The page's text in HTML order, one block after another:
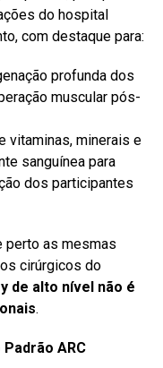
do hospital
com destaque para:
profunda dos
muscular pós-
vitaminas, minerais e
sanguínea para
dos participantes
perto as mesmas
cirúrgicos do
de alto nível não é
.
ARC